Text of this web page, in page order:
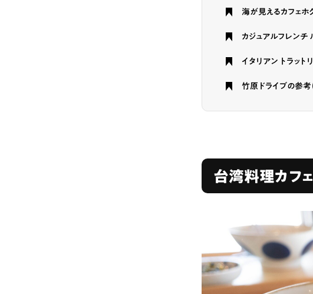
海が見えるカフェホ
カジュアルフレンチ
イタリアン トラット
竹原ドライブの参
台湾料理カフ